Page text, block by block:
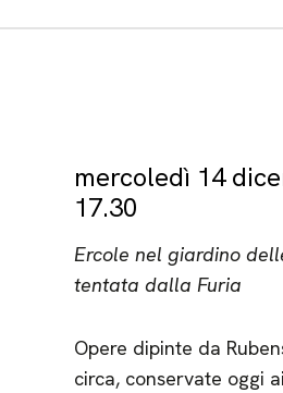
mercoledì 14
17.30
Ercole nel giardino
tentata dalla Furia
Opere dipinte da
circa, conservate oggi